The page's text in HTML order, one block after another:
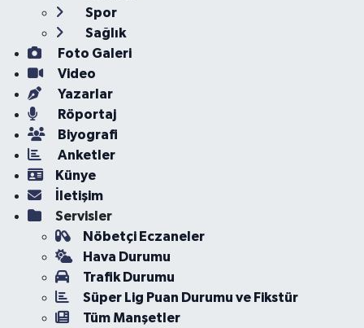
Spor
Sağlık
Foto Galeri
Video
Yazarlar
Röportaj
Biyografi
Anketler
Künye
İletişim
Servisler
Nöbetçi Eczaneler
Hava Durumu
Trafik Durumu
Süper Lig Puan Durumu ve Fikstür
Tüm Manşetler